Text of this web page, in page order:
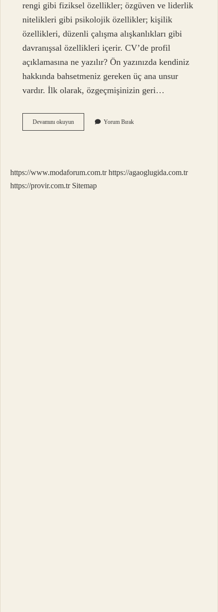
rengi gibi fiziksel özellikler; özgüven ve liderlik
nitelikleri gibi psikolojik özellikler; kişilik
özellikleri, düzenli çalışma alışkanlıkları gibi
davranışsal özellikleri içerir. CV’de profil
açıklamasına ne yazılır? Ön yazınızda kendiniz
hakkında bahsetmeniz gereken üç ana unsur
vardır. İlk olarak, özgeçmişinizin geri…
Devamını okuyunKişisel
Profile
Yorum Bırak
https://www.modaforum.com.tr https://agaoglugida.com.tr
https://provir.com.tr Sitemap